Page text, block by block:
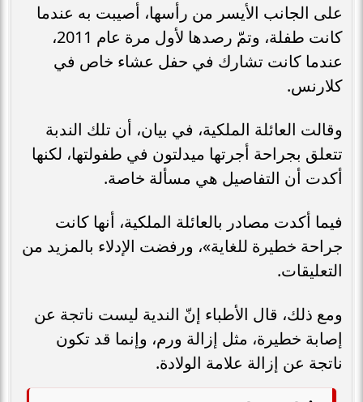
على الجانب الأيسر من رأسها، أصيبت به عندما
كانت طفلة، وتمّ رصدها لأول مرة عام 2011،
عندما كانت تشارك في حفل عشاء خاص في
كلارنس.
وقالت العائلة الملكية، في بيان، أن تلك الندبة
تتعلق بجراحة أجرتها ميدلتون في طفولتها، لكنها
أكدت أن التفاصيل هي مسألة خاصة.
فيما أكدت مصادر بالعائلة الملكية، أنها كانت
جراحة خطيرة للغاية»، ورفضت الإدلاء بالمزيد من
التعليقات.
ومع ذلك، قال الأطباء إنّ الندية ليست ناتجة عن
إصابة خطيرة، مثل إزالة ورم، وإنما قد تكون
ناتجة عن إزالة علامة الولادة.